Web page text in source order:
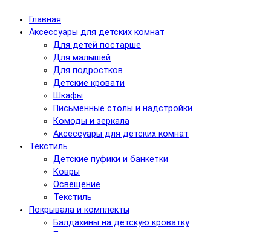
Главная
Аксессуары для детских комнат
Для детей постарше
Для малышей
Для подростков
Детские кровати
Шкафы
Письменные столы и надстройки
Комоды и зеркала
Аксессуары для детских комнат
Текстиль
Детские пуфики и банкетки
Ковры
Освещение
Текстиль
Покрывала и комплекты
Балдахины на детскую кроватку